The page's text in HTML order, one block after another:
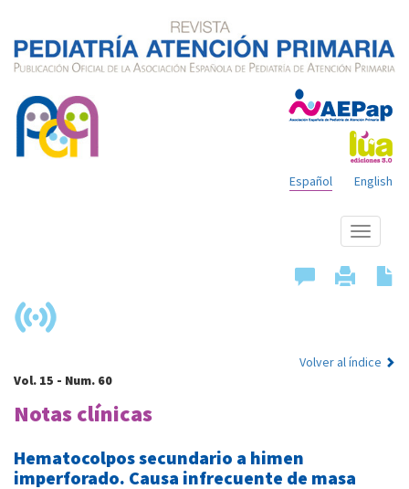
English
Español
Mostrar
menú
Volver al índice
Vol. 15 - Num. 60
Notas clínicas
Hematocolpos secundario a himen
imperforado. Causa infrecuente de masa